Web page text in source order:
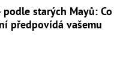
podle starých Mayů: Co
předpovídá vašemu